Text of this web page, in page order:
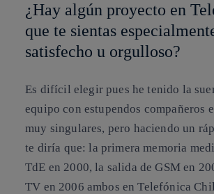
¿Hay algún proyecto en
que te sientas
satisfecho u orgulloso?
Es difícil elegir pues he tenido la
equipo con estupendos compañeros
muy singulares, pero haciendo un
te diría que: la primera memoria
TdE en 2000, la salida de GSM en
TV en 2006 ambos en Telefónica